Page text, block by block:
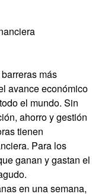
más
avance económico
el mundo. Sin
ahorro y gestión
tienen
Para los
ganan y gastan el
en una semana,